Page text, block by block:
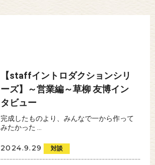
【staffイントロダクションシリ
ーズ】～営業編～草柳 友博イン
タビュー
完成したものより、みんなで一から作って
みたかった ...
2024.9.29 対談